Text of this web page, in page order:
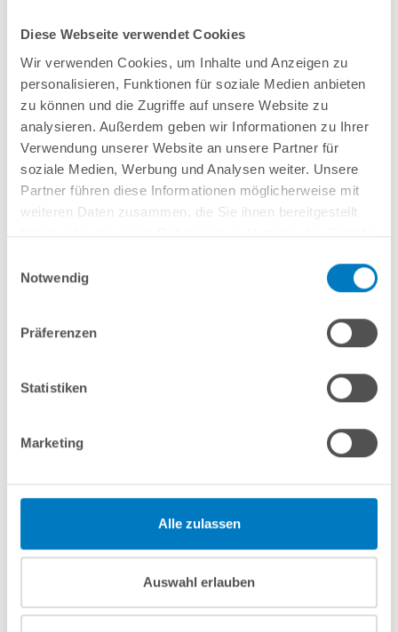
Diese Webseite verwendet Cookies
Wir verwenden Cookies, um Inhalte und Anzeigen zu
personalisieren, Funktionen für soziale Medien anbieten
zu können und die Zugriffe auf unsere Website zu
analysieren. Außerdem geben wir Informationen zu Ihrer
Verwendung unserer Website an unsere Partner für
soziale Medien, Werbung und Analysen weiter. Unsere
Partner führen diese Informationen möglicherweise mit
weiteren Daten zusammen, die Sie ihnen bereitgestellt
Notwendig
Präferenzen
Statistiken
Marketing
Alle zulassen
Auswahl erlauben
Breitmaul-Einbauskimmer und 2 Einlaufdüsen mitsamt
SandfilteranlagePOOL SANA Pro Next 500 / SPECK PlusPump 9(
in Germany) inkl. Filtersand
Erdbeständiges Verrohrungsset PROFI Ø 50 mm
5-stufige, 60 cm breite Einstiegstreppe in weiß für die Befestigung am
Poolrand
5-teiliges Wasserpflegeset PLUS
Vergleichen Merken
info(at)poolsana.de Anfrageformular
Anleitungen/Datenblätter